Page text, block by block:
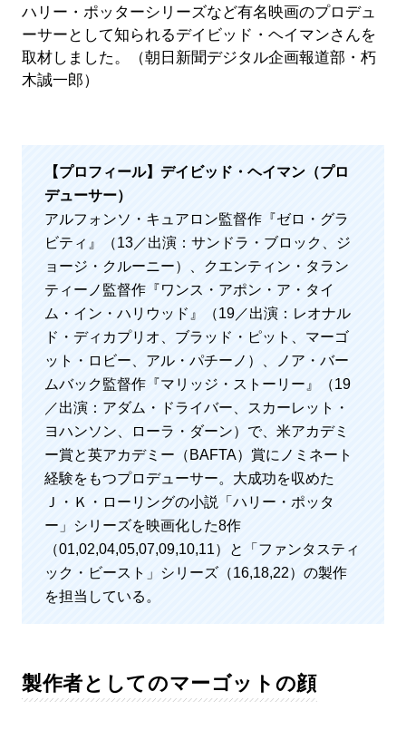
ハリー・ポッターシリーズなど有名映画のプロデュ
ーサーとして知られるデイビッド・ヘイマンさんを
取材しました。（朝日新聞デジタル企画報道部・朽
木誠一郎）
【プロフィール】デイビッド・ヘイマン（プロ
デューサー）
アルフォンソ・キュアロン監督作『ゼロ・グラ
ビティ』（13／出演：サンドラ・ブロック、ジ
ョージ・クルーニー）、クエンティン・タラン
ティーノ監督作『ワンス・アポン・ア・タイ
ム・イン・ハリウッド』（19／出演：レオナル
ド・ディカプリオ、ブラッド・ピット、マーゴ
ット・ロビー、アル・パチーノ）、ノア・バー
ムバック監督作『マリッジ・ストーリー』（19
／出演：アダム・ドライバー、スカーレット・
ヨハンソン、ローラ・ダーン）で、米アカデミ
ー賞と英アカデミー（BAFTA）賞にノミネート
経験をもつプロデューサー。大成功を収めた
Ｊ・Ｋ・ローリングの小説「ハリー・ポッタ
ー」シリーズを映画化した8作
（01,02,04,05,07,09,10,11）と「ファンタスティ
ック・ビースト」シリーズ（16,18,22）の製作
を担当している。
製作者としてのマーゴットの顔